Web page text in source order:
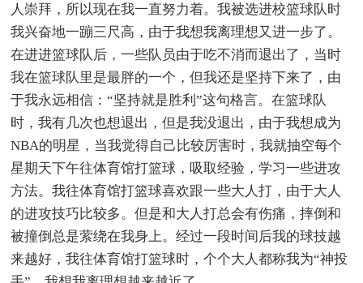
人崇拜，所以现在我一直努力着。我被选进校篮球队时
我兴奋地一蹦三尺高，由于我想我离理想又进一步了。
在进进篮球队后，一些队员由于吃不消而退出了，当时
我在篮球队里是最胖的一个，但我还是坚持下来了，由
于我永远相信：“坚持就是胜利”这句格言。在篮球队
时，我有几次也想退出，但是我没退出，由于我想成为
NBA的明星，当我觉得自己比较厉害时，我就抽空每个
星期天下午往体育馆打篮球，吸取经验，学习一些进攻
方法。我往体育馆打篮球喜欢跟一些大人打，由于大人
的进攻技巧比较多。但是和大人打总会有伤痛，摔倒和
被撞倒总是萦绕在我身上。经过一段时间后我的球技越
来越好，我往体育馆打篮球时，个个大人都称我为“神投